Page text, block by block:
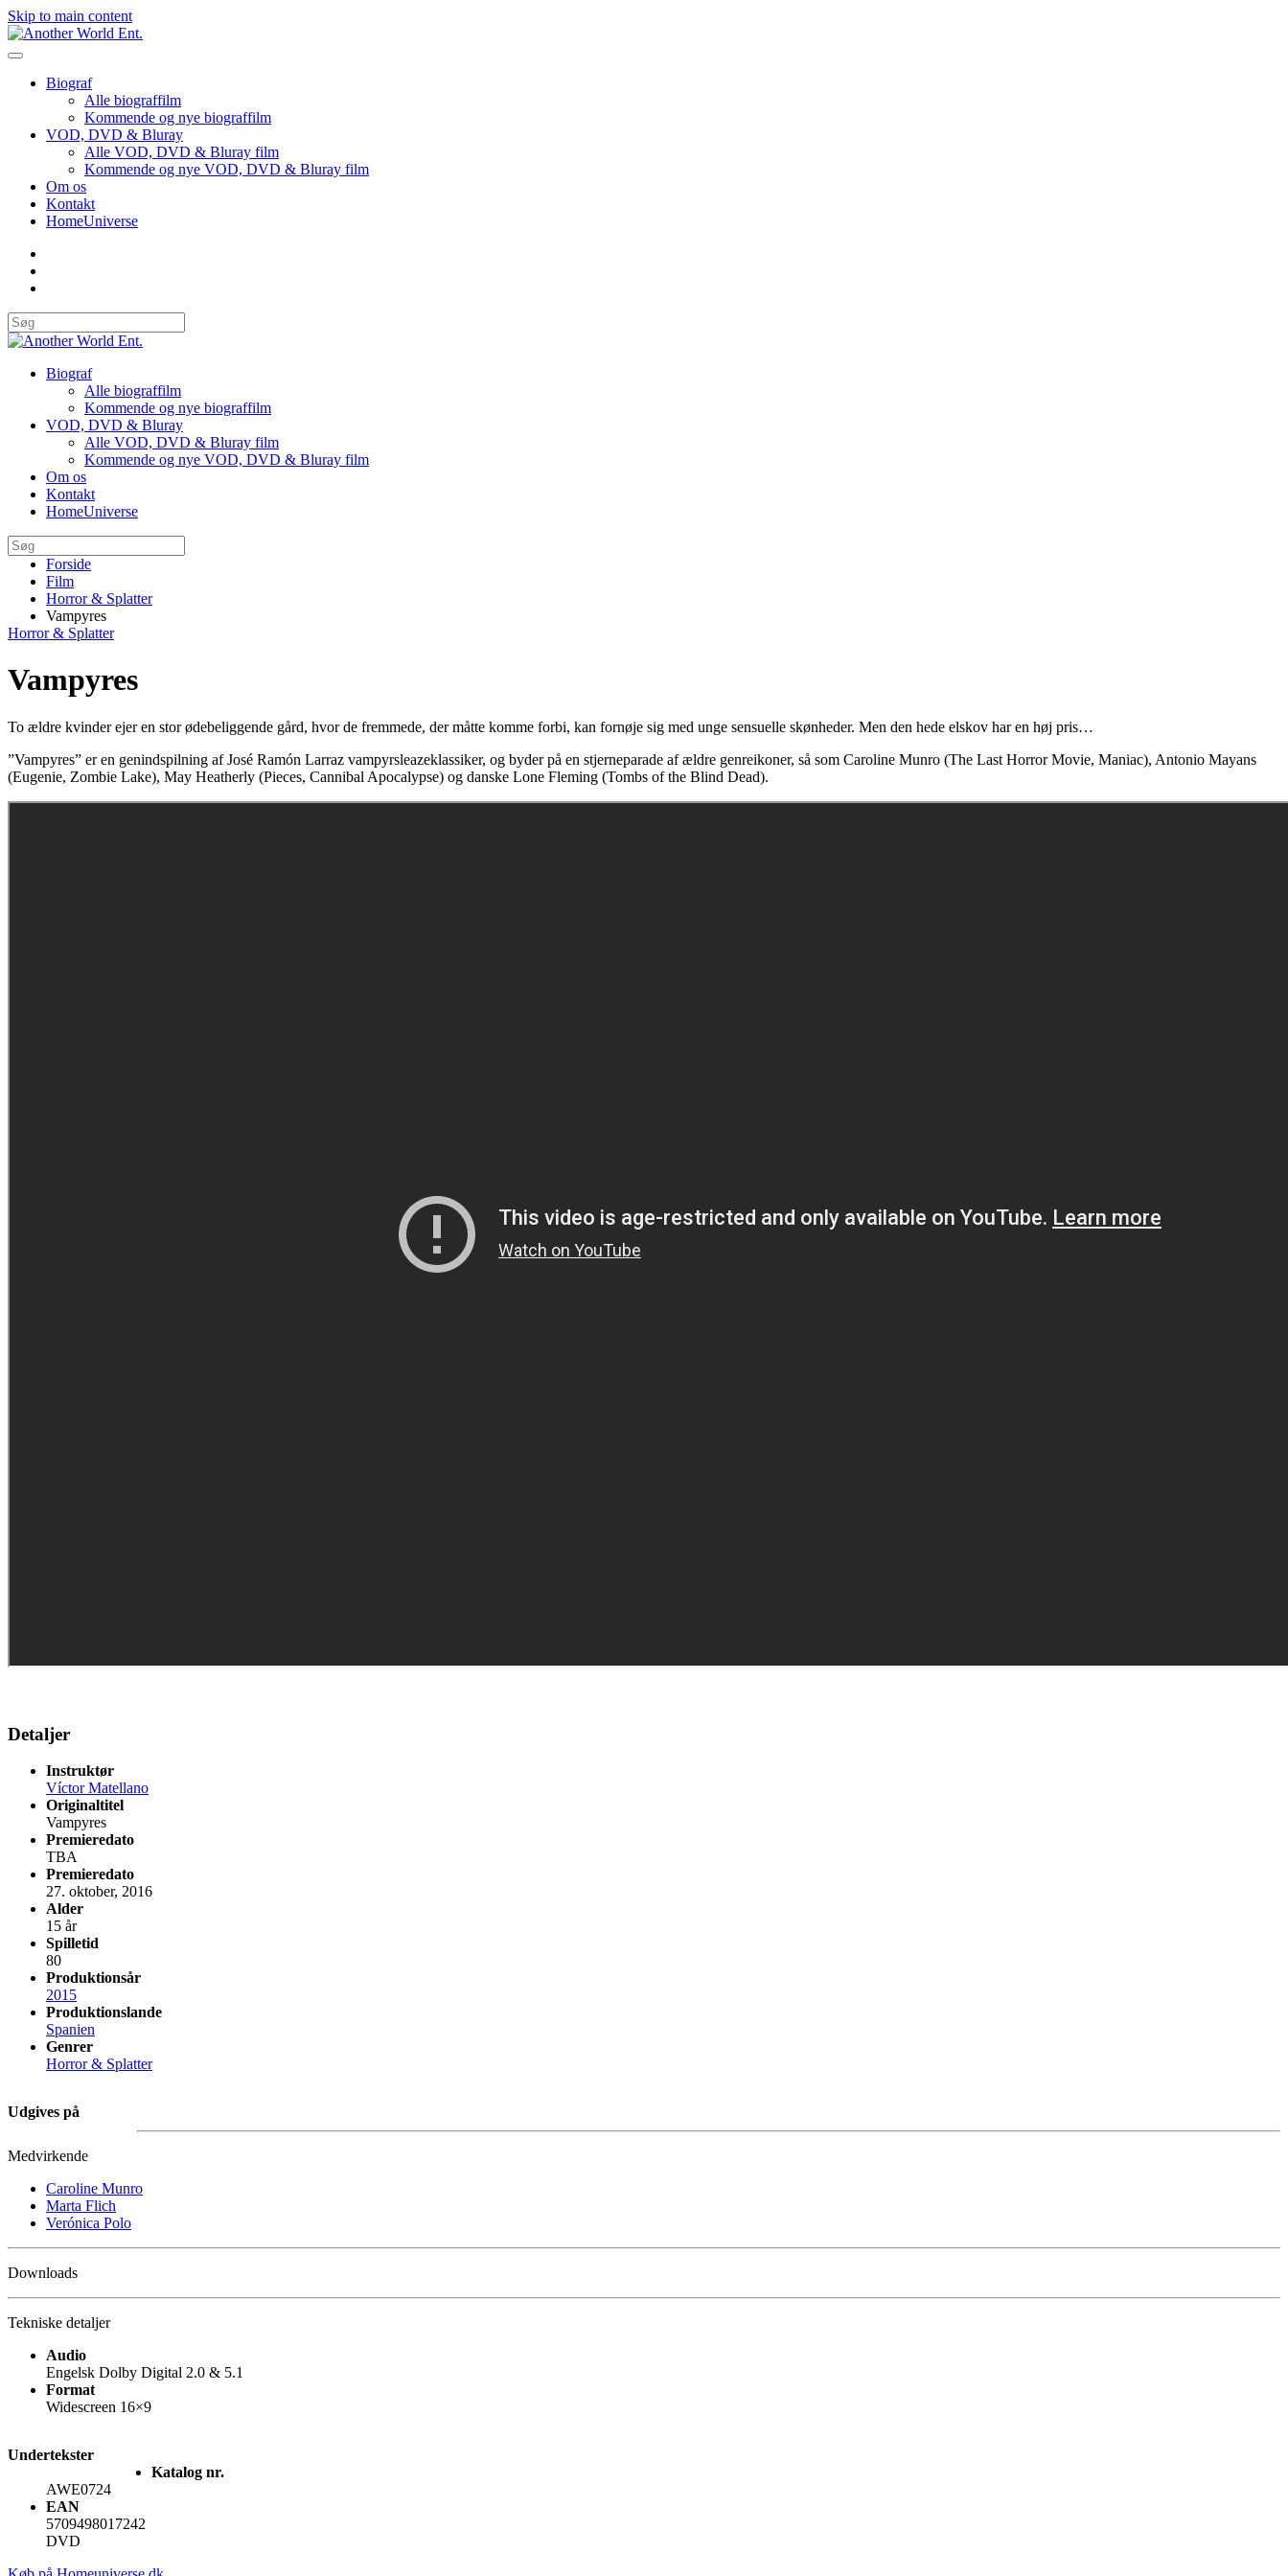
Skip to main content
Biograf
Alle biograffilm
Kommende og nye biograffilm
VOD, DVD & Bluray
Alle VOD, DVD & Bluray film
Kommende og nye VOD, DVD & Bluray film
Om os
Kontakt
HomeUniverse
Biograf
Alle biograffilm
Kommende og nye biograffilm
VOD, DVD & Bluray
Alle VOD, DVD & Bluray film
Kommende og nye VOD, DVD & Bluray film
Om os
Kontakt
HomeUniverse
Forside
Film
Horror & Splatter
Vampyres
Horror & Splatter
Vampyres
To ældre kvinder ejer en stor ødebeliggende gård, hvor de fremmede, der måtte komme forbi, kan fornøje sig med unge sensuelle skønheder. Men den hede elskov har en høj pris…
”Vampyres” er en genindspilning af José Ramón Larraz vampyrsleazeklassiker, og byder på en stjerneparade af ældre genreikoner, så som Caroline Munro (The Last Horror Movie, Maniac), Antonio Mayans
(Eugenie, Zombie Lake), May Heatherly (Pieces, Cannibal Apocalypse) og danske Lone Fleming (Tombs of the Blind Dead).
Detaljer
Instruktør
Víctor Matellano
Originaltitel
Vampyres
Premieredato
TBA
Premieredato
27. oktober, 2016
Alder
15 år
Spilletid
80
Produktionsår
2015
Produktionslande
Spanien
Genrer
Horror & Splatter
Udgives på
Medvirkende
Caroline Munro
Marta Flich
Verónica Polo
Downloads
Tekniske detaljer
Audio
Engelsk Dolby Digital 2.0 & 5.1
Format
Widescreen 16×9
Undertekster
Katalog nr.
AWE0724
EAN
5709498017242
DVD